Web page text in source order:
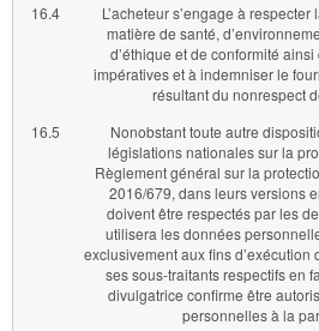
16.4
L’acheteur s’engage à
matière de santé,
d’éthique et de conformité
impératives et à indemniser le
résultant du nonrespect
16.5
Nonobstant toute autre
législations nationales sur la
Règlement général sur la
2016/679, dans leurs versions
doivent être respectés par les
utilisera les données
exclusivement aux fins d’exécution
ses sous-traitants respectifs en
divulgatrice confirme être
personnelles à la